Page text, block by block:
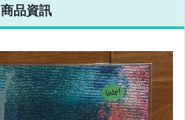
商品資訊